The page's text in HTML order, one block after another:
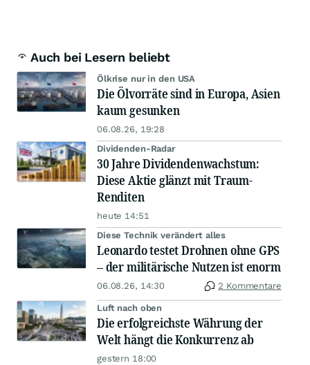
Auch bei Lesern beliebt
Ölkrise nur in den USA
Die Ölvorräte sind in Europa, Asien
kaum gesunken
06.08.26, 19:28
Dividenden-Radar
30 Jahre Dividendenwachstum:
Diese Aktie glänzt mit Traum-
Renditen
heute 14:51
Diese Technik verändert alles
Leonardo testet Drohnen ohne GPS
– der militärische Nutzen ist enorm
06.08.26, 14:30 2 Kommentare
Luft nach oben
Die erfolgreichste Währung der
Welt hängt die Konkurrenz ab
gestern 18:00